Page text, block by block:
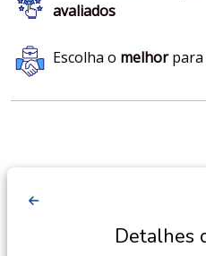
avaliados
Escolha o melhorpara
Detalhes